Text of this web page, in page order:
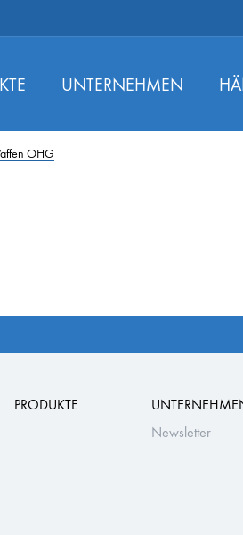
UNTERNEHMEN
OHG
PRODUKTE
Newsletter